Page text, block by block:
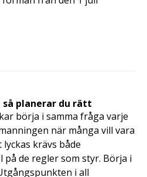
planerar du rätt
börja i samma fråga varje
när många vill vara
krävs både
de regler som styr. Börja i
i all